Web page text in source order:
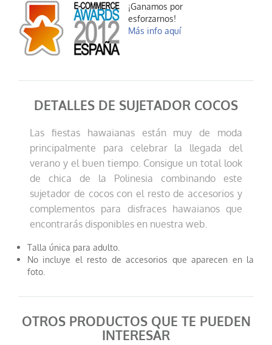
¡Ganamos por
esforzarnos!
Más info aquí
DETALLES DE SUJETADOR COCOS
Las fiestas hawaianas están muy de moda
principalmente para celebrar la llegada del
verano y el buen tiempo. Consigue un total look
de chica de la Polinesia combinando este
sujetador de cocos con el resto de accesorios y
complementos para disfraces hawaianos que
encontrarás disponibles en nuestra web.
Talla única para adulto.
No incluye el resto de accesorios que aparecen en la
foto.
OTROS PRODUCTOS QUE TE PUEDEN
INTERESAR